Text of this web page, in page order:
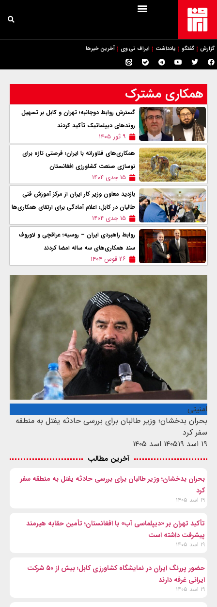
گزارش گفتگو یادداشت ایراف تی وی آخرین خبرها
همکاری مشترک
گسترش روابط دوجانبه؛ تهران و کابل بر تسهیل
روندهای دیپلماتیک تأکید کردند
۹ ثور ۱۴۰۵
همکاری‌های فناورانه با ایران؛ فرصتی تازه برای
نوسازی صنعت کشاورزی افغانستان
۱۵ جدی ۱۴۰۴
بازدید معاون وزیر کار ایران از مرکز آموزش فنی
طالبان در کابل؛ اعلام آمادگی برای ارتقای همکاری‌ها
۱۵ جدی ۱۴۰۴
روابط راهبردی ایران – روسیه؛ عراقچی و لاوروف
سند همکاری‌های سه ساله امضا کردند
۲۶ قوس ۱۴۰۴
امنیتی
بحران بدخشان؛ وزیر طالبان برای بررسی حادثه یفتل به منطقه
سفر کرد
۱۹ اسد ۱۴۰۵
۱۹ اسد ۱۴۰۵
آخرین مطالب
بحران بدخشان؛ وزیر طالبان برای بررسی حادثه یفتل به منطقه سفر
کرد
۱۹ اسد ۱۴۰۵
تأکید تهران بر «دیپلماسی آب» با افغانستان؛ تأمین حقابه هیرمند
پیشرفت داشته است
۱۹ اسد ۱۴۰۵
حضور پررنگ ایران در نمایشگاه کشاورزی کابل؛ بیش از ۵۰ شرکت
ایرانی غرفه دارند
۱۹ اسد ۱۴۰۵